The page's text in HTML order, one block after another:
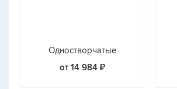
Одностворчатые
от 14 984 ₽